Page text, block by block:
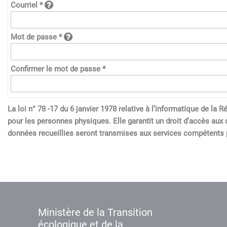
Courriel *
Mot de passe *
Confirmer le mot de passe *
La loi n° 78 -17 du 6 janvier 1978 relative à l’informatique de la
pour les personnes physiques. Elle garantit un droit d’accès
données recueillies seront transmises aux services compétents
Ministère de la Transition
écologique et de la